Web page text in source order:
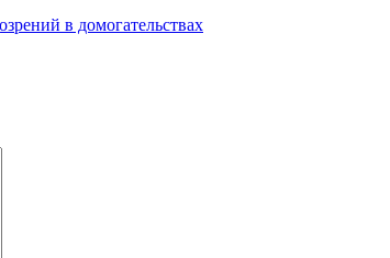
в домогательствах